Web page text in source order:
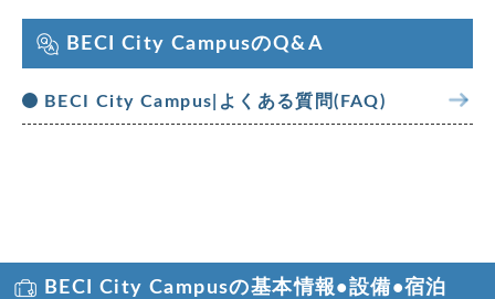
BECI City CampusのQ&A
BECI City Campus|よくある質問(FAQ)
BECI City Campusの基本情報•設備•宿泊